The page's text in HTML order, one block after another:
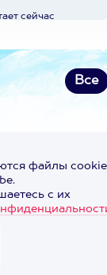
сейчас
Все
файлы cookie
с их